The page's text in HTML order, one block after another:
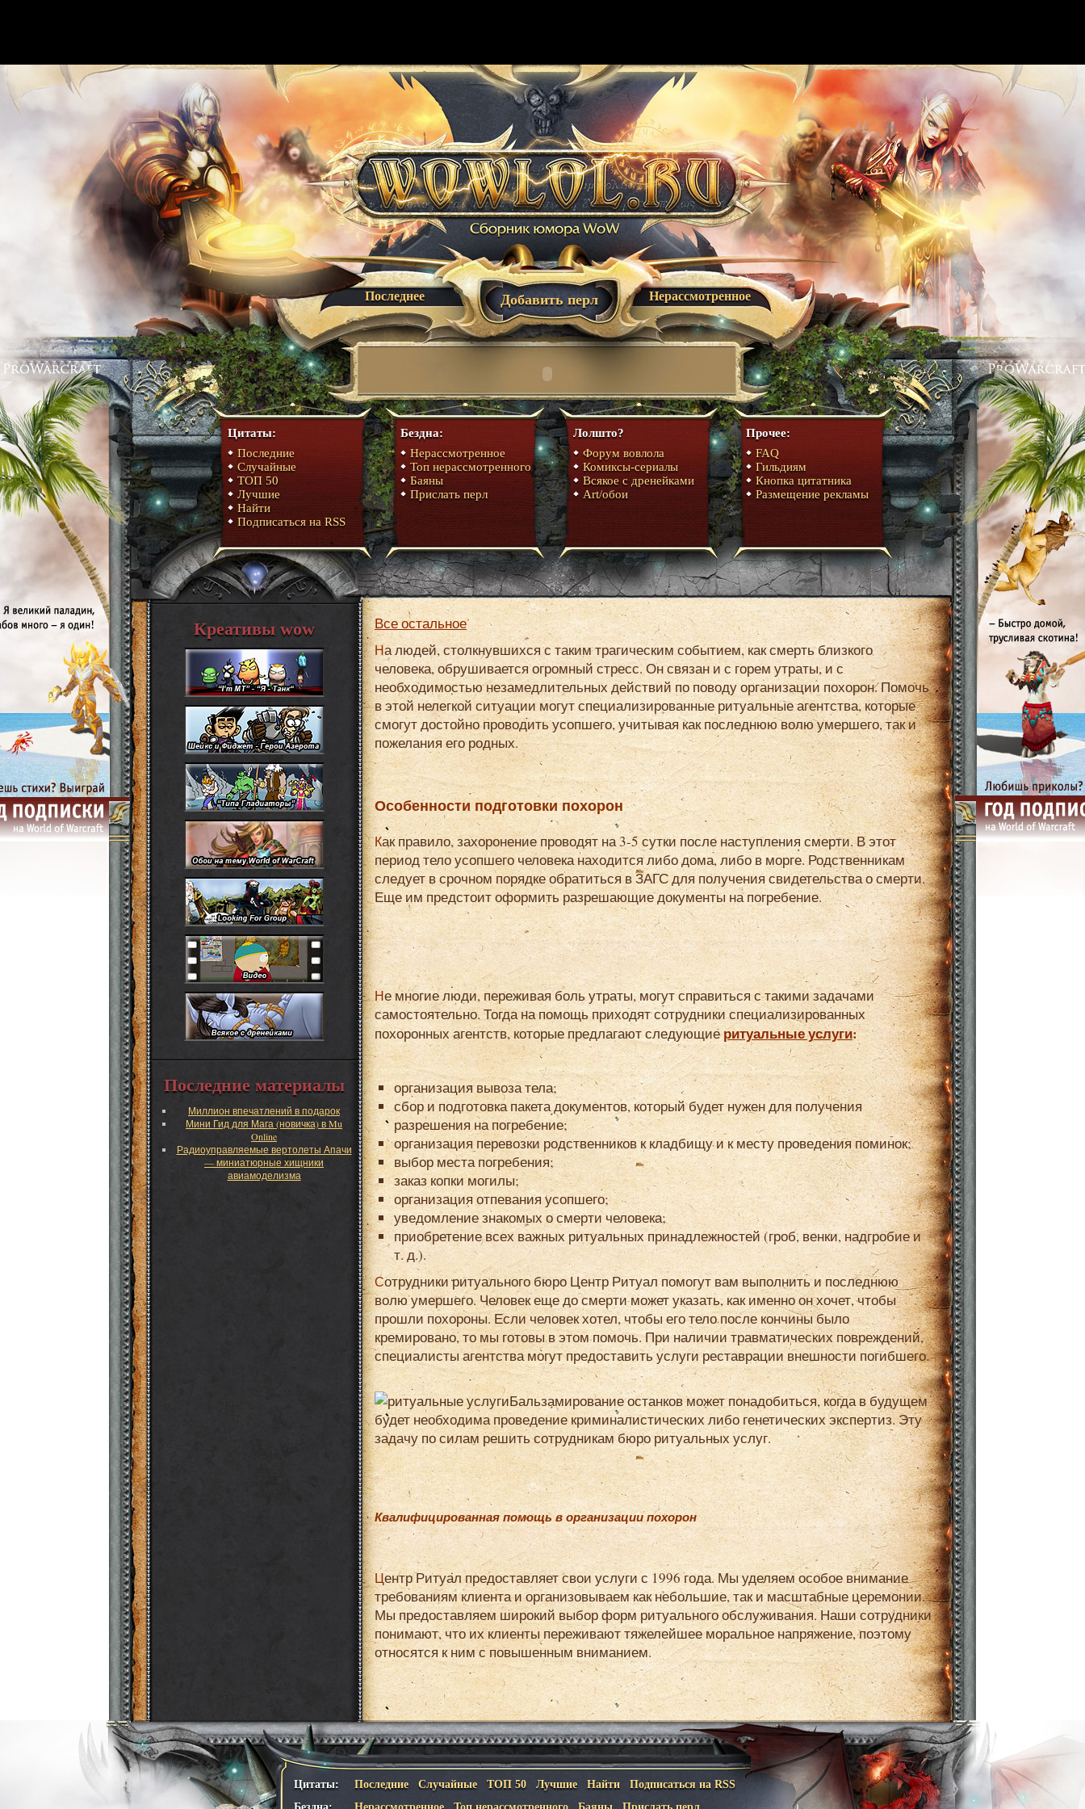
Последнее Нерассмотренное
Добавить перл
Цитаты:
Последние
Случайные
ТОП 50
Лучшие
Найти
Подписаться на RSS
Бездна:
Нерассмотренное
Топ нерассмотренного
Баяны
Прислать перл
Лолшто?
Форум вовлола
Комиксы-сериалы
Всякое с дренейками
Art/обои
Прочее:
FAQ
Гильдиям
Кнопка цитатника
Размещение рекламы
Все остальное
На людей, столкнувшихся с таким трагическим событием, как смерть близкого
человека, обрушивается огромный стресс. Он связан и с горем утраты, и с
необходимостью незамедлительных действий по поводу организации похорон. Помочь
в этой нелегкой ситуации могут специализированные ритуальные агентства, которые
смогут достойно проводить усопшего, учитывая как последнюю волю умершего, так и
пожелания его родных.
Особенности подготовки похорон
Как правило, захоронение проводят на 3-5 сутки после наступления смерти. В этот
период тело усопшего человека находится либо дома, либо в морге. Родственникам
следует в срочном порядке обратиться в ЗАГС для получения свидетельства о смерти.
Еще им предстоит оформить разрешающие документы на погребение.
Не многие люди, переживая боль утраты, могут справиться с такими задачами
самостоятельно. Тогда на помощь приходят сотрудники специализированных
похоронных агентств, которые предлагают следующиеритуальные услуги:
организация вывоза тела;
сбор и подготовка пакета документов, который будет нужен для получения
разрешения на погребение;
организация перевозки родственников к кладбищу и к месту проведения поминок;
выбор места погребения;
заказ копки могилы;
организация отпевания усопшего;
уведомление знакомых о смерти человека;
приобретение всех важных ритуальных принадлежностей (гроб, венки, надгробие и
т. д.).
Сотрудники ритуального бюро Центр Ритуал помогут вам выполнить и последнюю
волю умершего. Человек еще до смерти может указать, как именно он хочет, чтобы
прошли похороны. Если человек хотел, чтобы его тело после кончины было
кремировано, то мы готовы в этом помочь. При наличии травматических повреждений,
специалисты агентства могут предоставить услуги реставрации внешности погибшего.
Бальзамирование останков может понадобиться, когда в будущем
будет необходима проведение криминалистических либо генетических экспертиз. Эту
задачу по силам решить сотрудникам бюро ритуальных услуг.
Квалифицированная помощь в организации похорон
Центр Ритуал предоставляет свои услуги с 1996 года. Мы уделяем особое внимание
требованиям клиента и организовываем как небольшие, так и масштабные церемонии.
Мы предоставляем широкий выбор форм ритуального обслуживания. Наши сотрудники
понимают, что их клиенты переживают тяжелейшее моральное напряжение, поэтому
относятся к ним с повышенным вниманием.
Креативы wow
Последние материалы
Миллион впечатлений в подарок
Мини Гид для Мага (новичка) в Mu
Online
Радиоуправляемые вертолеты Апачи
— миниатюрные хищники
авиамоделизма
Цитаты: Последние Случайные ТОП 50 Лучшие Найти
Подписаться на RSS